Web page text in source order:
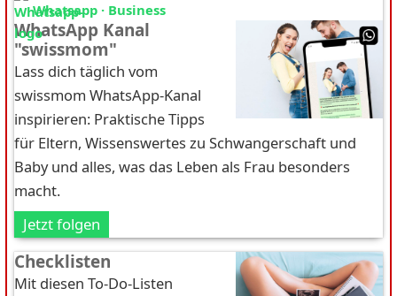
Whatsapp · Business
WhatsApp Kanal
"swissmom"
Lass dich täglich vom
swissmom WhatsApp-Kanal
inspirieren: Praktische Tipps
für Eltern, Wissenswertes zu Schwangerschaft und
Baby und alles, was das Leben als Frau besonders
macht.
Jetzt folgen
Checklisten
Mit diesen To-Do-Listen